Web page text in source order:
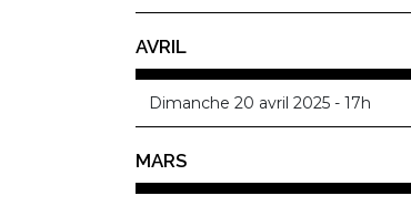
AVRIL
Dimanche 20 avril 2025 - 17h
MARS